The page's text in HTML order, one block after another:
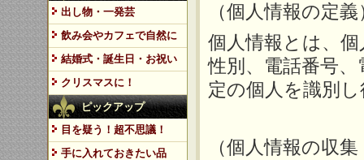
出し物・一発芸
飲み会やカフェで自然に
結婚式・誕生日・お祝い
クリスマスに！
ピックアップ
目を疑う！超不思議！
手に入れておきたい品
（個人情報の定義
個人情報とは、
性別、電話番号
定の個人を識別
（個人情報の収